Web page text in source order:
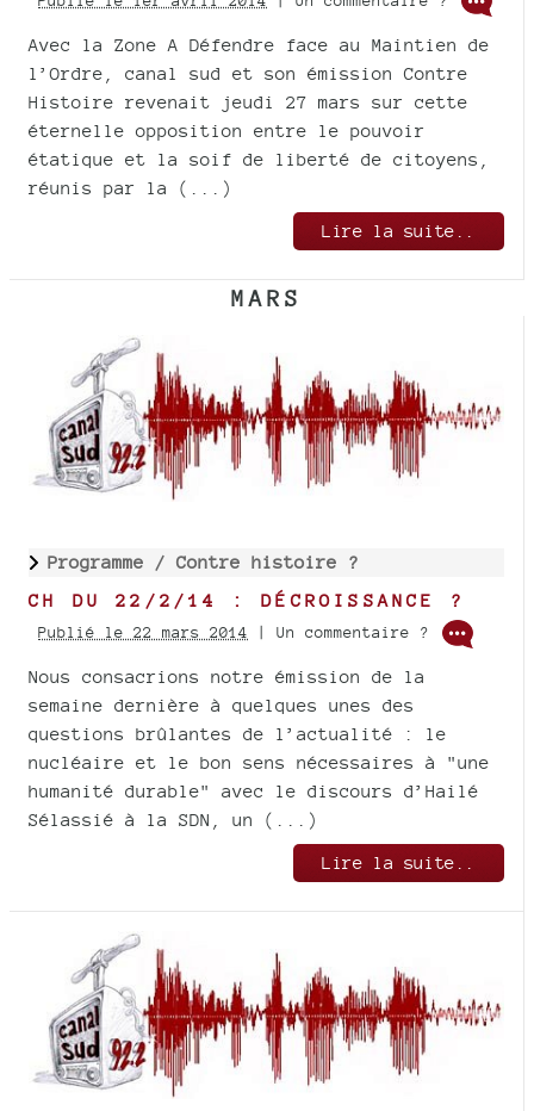
Avec la Zone A Défendre face au Maintien de
l’Ordre, canal sud et son émission Contre
Histoire revenait jeudi 27 mars sur cette
éternelle opposition entre le pouvoir
étatique et la soif de liberté de citoyens,
réunis par la (...)
Lire la suite..
MARS
Programme / Contre histoire ?
CH DU 22/2/14 : DÉCROISSANCE ?
Publié le 22 mars 2014 | Un commentaire ?
Nous consacrions notre émission de la
semaine dernière à quelques unes des
questions brûlantes de l’actualité : le
nucléaire et le bon sens nécessaires à "une
humanité durable" avec le discours d’Hailé
Sélassié à la SDN, un (...)
Lire la suite..